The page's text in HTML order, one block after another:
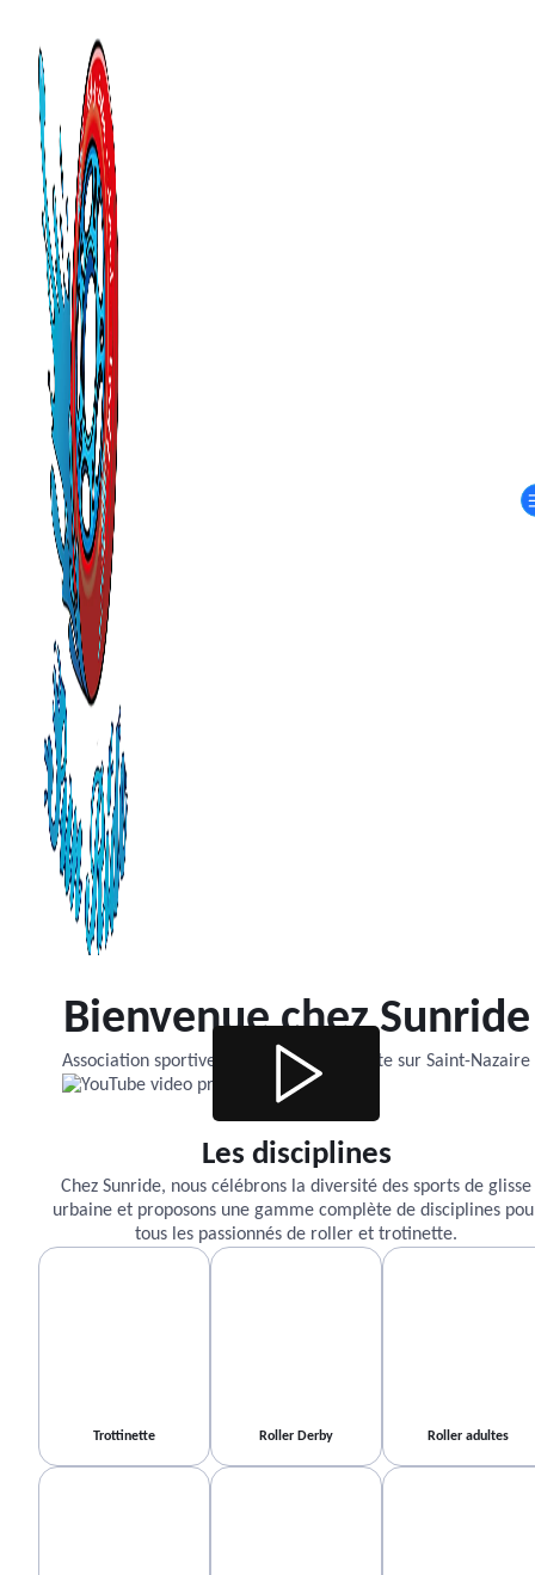
Bienvenue chez Sunride
Association sportive de roller et trottinette sur Saint-Nazaire
Les disciplines
Chez Sunride, nous célébrons la diversité des sports de glisse
urbaine et proposons une gamme complète de disciplines
tous les passionnés de roller et trotinette.
Trottinette Roller Derby Roller adultes